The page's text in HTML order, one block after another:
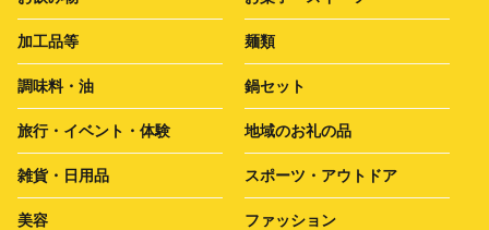
加工品等 麺類
調味料・油 鍋セット
旅行・イベント・体験 地域のお礼の品
雑貨・日用品 スポーツ・アウトドア
美容 ファッション